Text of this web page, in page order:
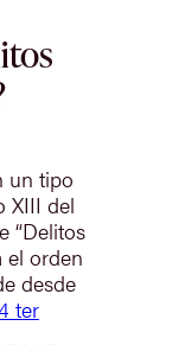
un tipo
XIII del
“Delitos
el orden
desde
ter